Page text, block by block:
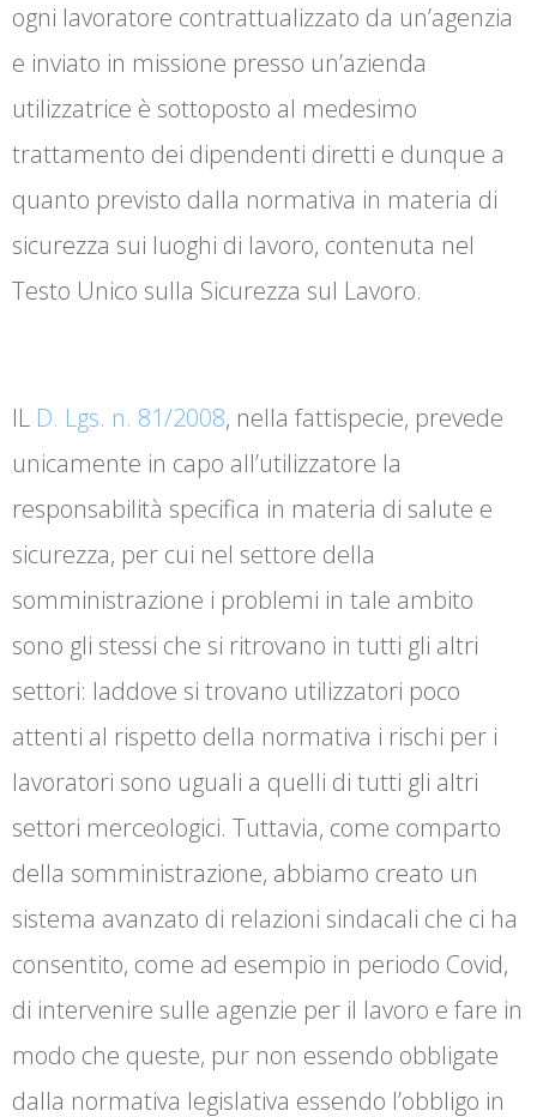
ogni lavoratore contrattualizzato da un’agenzia
e inviato in missione presso un’azienda
utilizzatrice è sottoposto al medesimo
trattamento dei dipendenti diretti e dunque a
quanto previsto dalla normativa in materia di
sicurezza sui luoghi di lavoro, contenuta nel
Testo Unico sulla Sicurezza sul Lavoro.
IL D. Lgs. n. 81/2008, nella fattispecie, prevede
unicamente in capo all’utilizzatore la
responsabilità specifica in materia di salute e
sicurezza, per cui nel settore della
somministrazione i problemi in tale ambito
sono gli stessi che si ritrovano in tutti gli altri
settori: laddove si trovano utilizzatori poco
attenti al rispetto della normativa i rischi per i
lavoratori sono uguali a quelli di tutti gli altri
settori merceologici. Tuttavia, come comparto
della somministrazione, abbiamo creato un
sistema avanzato di relazioni sindacali che ci ha
consentito, come ad esempio in periodo Covid,
di intervenire sulle agenzie per il lavoro e fare in
modo che queste, pur non essendo obbligate
dalla normativa legislativa essendo l’obbligo in